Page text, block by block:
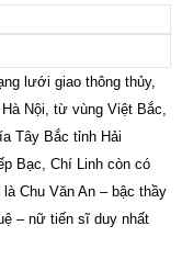
lưới giao thông thủy,
Nội, từ vùng Việt Bắc,
Tây Bắc tỉnh Hải
Bạc, Chí Linh còn có
Chu Văn An – bậc thầy
– nữ tiến sĩ duy nhất